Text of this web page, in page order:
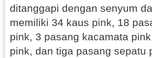
ditanggapi dengan senyum
memiliki 34 kaus pink, 18
pink, 3 pasang kacamata
pink, dan tiga pasang sepatu